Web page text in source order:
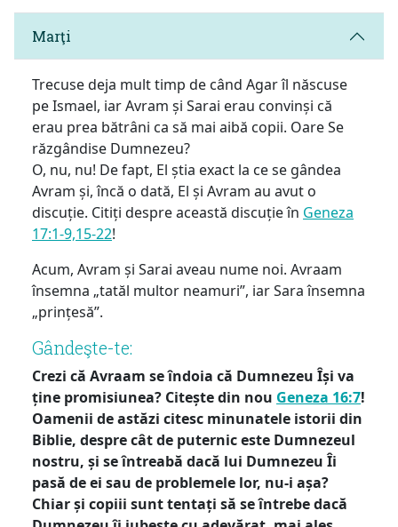
Marţi
Trecuse deja mult timp de când Agar îl născuse
pe Ismael, iar Avram și Sarai erau convinși că
erau prea bătrâni ca să mai aibă copii. Oare Se
răzgândise Dumnezeu?
O, nu, nu! De fapt, El știa exact la ce se gândea
Avram și, încă o dată, El și Avram au avut o
discuție. Citiți despre această discuție în Geneza
17:1-9,15-22!
Acum, Avram și Sarai aveau nume noi. Avraam
însemna „tatăl multor neamuri”, iar Sara însemna
„prințesă”.
Gândeşte-te:
Crezi că Avraam se îndoia că Dumnezeu Își va
ține promisiunea? Citește din nou Geneza 16:7!
Oamenii de astăzi citesc minunatele istorii din
Biblie, despre cât de puternic este Dumnezeul
nostru, și se întreabă dacă lui Dumnezeu Îi
pasă de ei sau de problemele lor, nu-i așa?
Chiar și copiii sunt tentați să se întrebe dacă